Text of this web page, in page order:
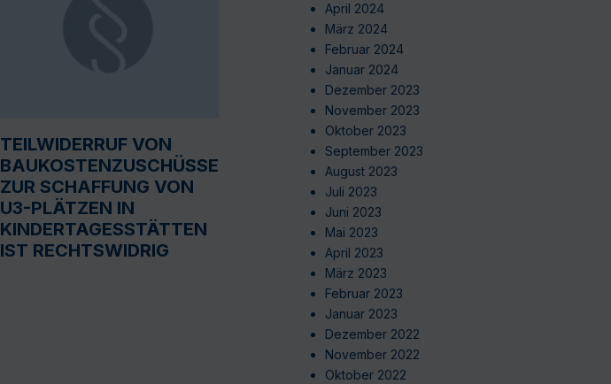
TEILWIDERRUF VON
BAUKOSTENZUSCHÜSSEN
ZUR SCHAFFUNG VON
U3-PLÄTZEN IN
KINDERTAGESSTÄTTEN
IST RECHTSWIDRIG
April 2024
März 2024
Februar 2024
Januar 2024
Dezember 2023
November 2023
Oktober 2023
September 2023
August 2023
Juli 2023
Juni 2023
Mai 2023
April 2023
März 2023
Februar 2023
Januar 2023
Dezember 2022
November 2022
Oktober 2022